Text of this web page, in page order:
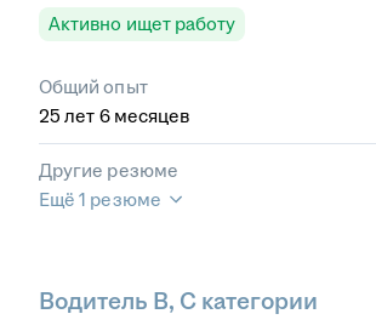
накладная
Навигационные системы
листы
Активно ищет работу
Общий опыт
25 лет 6 месяцев
Другие резюме
Ещё 1 резюме
Водитель В, С категории